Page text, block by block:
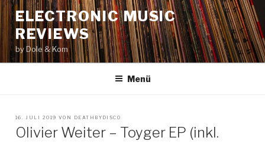
Zum
Inhalt
springen
ELECTRONIC MUSIC
REVIEWS
by Dole & Kom
Menü
VERÖFFENTLICHT
16. JULI 2019 VON DEATHBYDISCO
Olivier Weiter – Toyger EP (inkl.